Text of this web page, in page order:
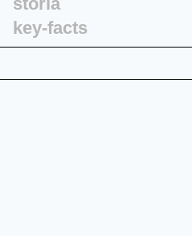
key-facts